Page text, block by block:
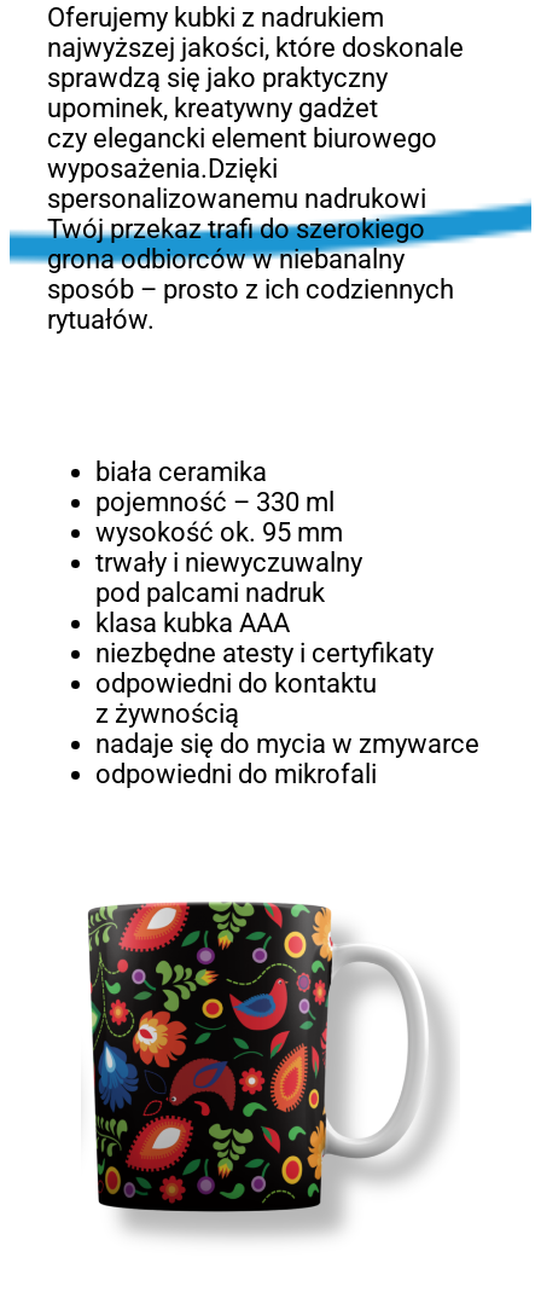
Oferujemy kubki z nadrukiem
najwyższej jakości, które doskonale
sprawdzą się jako praktyczny
upominek, kreatywny gadżet
czy elegancki element biurowego
wyposażenia.Dzięki
spersonalizowanemu nadrukowi
Twój przekaz trafi do szerokiego
grona odbiorców w niebanalny
sposób – prosto z ich codziennych
rytuałów.
biała ceramika
pojemność – 330 ml
wysokość ok. 95 mm
trwały i niewyczuwalny
pod palcami nadruk
klasa kubka AAA
niezbędne atesty i certyfikaty
odpowiedni do kontaktu
z żywnością
nadaje się do mycia w zmywarce
odpowiedni do mikrofali